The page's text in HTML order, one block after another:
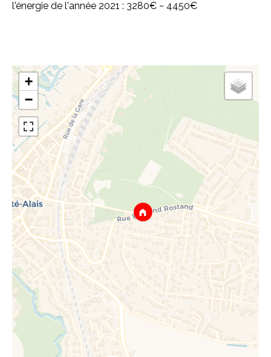
l'énergie de l'année 2021 : 3280€ ~ 4450€
+
−